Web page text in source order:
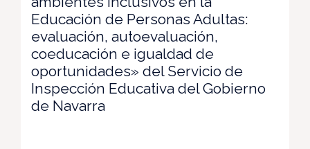
Educación de Personas Adultas:
evaluación, autoevaluación,
coeducación e igualdad de
oportunidades» del Servicio de
Inspección Educativa del Gobierno
de Navarra